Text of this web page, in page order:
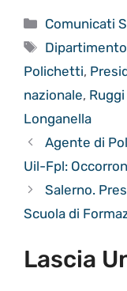
Categorie
Comunicati
Tag
Polichetti,
nazionale,
Longanella
Agente di
Uil-Fpl:
Salerno.
Scuola di
Lascia